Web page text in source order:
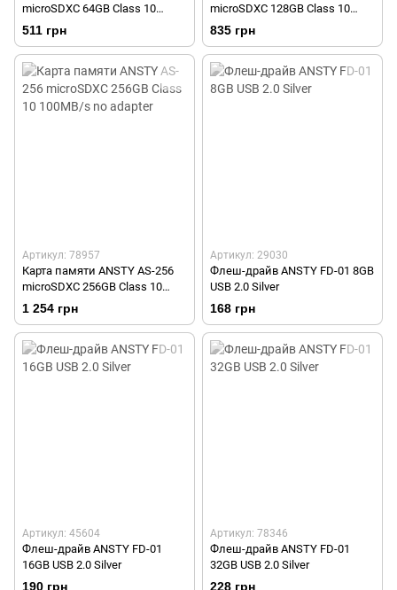
microSDXC 64GB Class 10
95MB/s no adapter
511 грн
microSDXC 128GB Class 10
100MB/s no adapter
835 грн
Артикул: 78957
Карта памяти ANSTY AS-256
microSDXC 256GB Class 10
100MB/s no adapter
1 254 грн
Артикул: 29030
Флеш-драйв ANSTY FD-01 8GB
USB 2.0 Silver
168 грн
Артикул: 45604
Флеш-драйв ANSTY FD-01
16GB USB 2.0 Silver
190 грн
Артикул: 78346
Флеш-драйв ANSTY FD-01
32GB USB 2.0 Silver
228 грн